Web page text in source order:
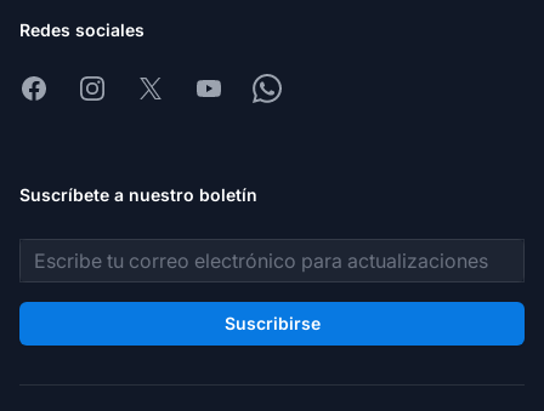
Redes sociales
FacebookInstagram
X YoutubeWhatsapp
Suscríbete a nuestro boletín
Dirección de correo electrónico
Suscribirse